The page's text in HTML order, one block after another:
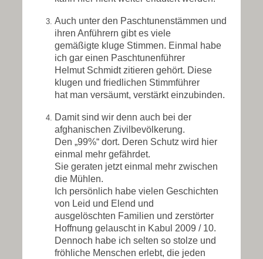
Auch unter den Paschtunenstämmen und
ihren Anführern gibt es viele
gemäßigte kluge Stimmen. Einmal habe
ich gar einen Paschtunenführer
Helmut Schmidt zitieren gehört. Diese
klugen und friedlichen Stimmführer
hat man versäumt, verstärkt einzubinden.
Damit sind wir denn auch bei der
afghanischen Zivilbevölkerung.
Den „99%“ dort. Deren Schutz wird hier
einmal mehr gefährdet.
Sie geraten jetzt einmal mehr zwischen
die Mühlen.
Ich persönlich habe vielen Geschichten
von Leid und Elend und
ausgelöschten Familien und zerstörter
Hoffnung gelauscht in Kabul 2009 / 10.
Dennoch habe ich selten so stolze und
fröhliche Menschen erlebt, die jeden